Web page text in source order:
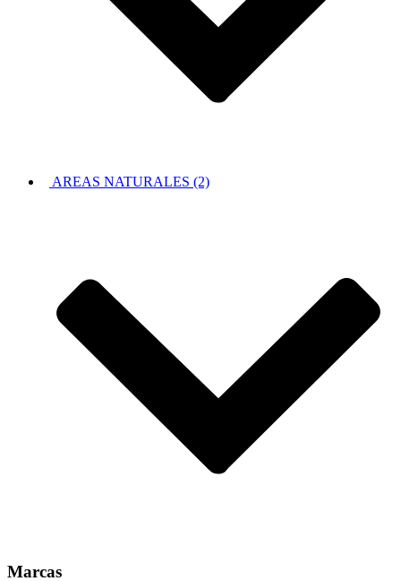
AREAS NATURALES (2)
Marcas